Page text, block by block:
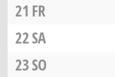
21 FR
22SA
23SO